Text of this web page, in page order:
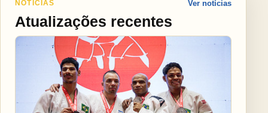
NOTÍCIAS
Atualizações recentes
Ver notícias